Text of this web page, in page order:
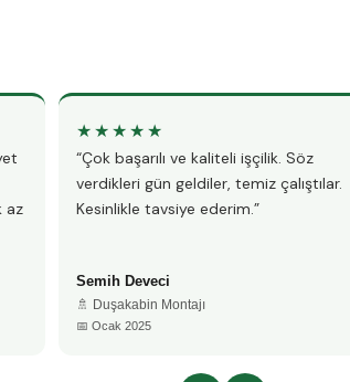
az
★★★★★
“Çok başarılı ve kaliteli işçilik. Söz
verdikleri gün geldiler, temiz çalıştılar.
Kesinlikle tavsiye ederim.”
Semih Deveci
🚿 Duşakabin Montajı
📅 Ocak 2025